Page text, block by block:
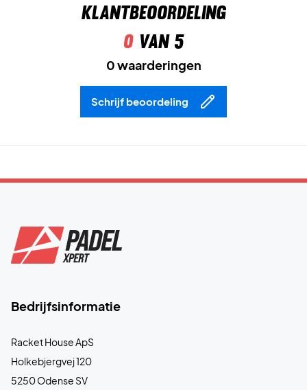
Klantbeoordeling
0van 5
0 waarderingen
Schrijf beoordeling
Bedrijfsinformatie
Racket House ApS
Holkebjergvej 120
5250 Odense SV